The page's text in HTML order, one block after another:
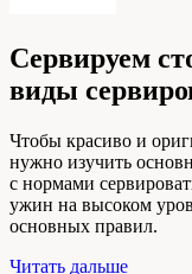
Сервируем
виды
Чтобы красиво и
нужно изучить
с нормами
ужин на высоком
основных правил.
Читать дальше